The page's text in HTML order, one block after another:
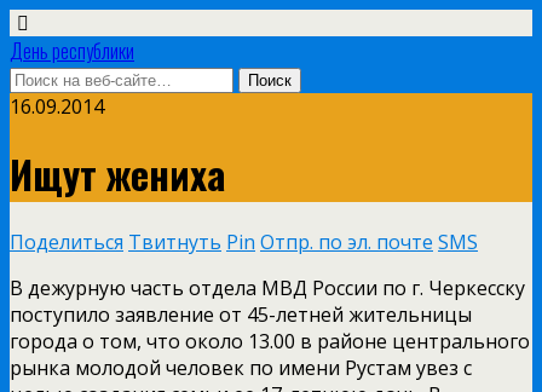
День республики
16.09.2014
Ищут жениха
Поделиться Твитнуть Pin Отпр. по эл. почте SMS
В дежурную часть отдела МВД России по г. Черкесску
поступило заявление от 45­-летней жительницы
города о том, что около 13.00 в районе центрального
рынка молодой человек по имени Рустам увез с